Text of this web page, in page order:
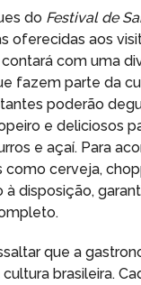
do Festival de
oferecidas aos
com uma
fazem parte da
poderão
e deliciosos
e açaí. Para
como cerveja,
à disposição,
que a
brasileira.